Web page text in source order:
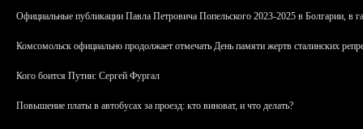
Официальные публикации Павла Петровича Попельского 2023-2025 в Болгарии, в
Комсомольск официально продолжает отмечать День памяти жертв сталинских
Кого боится Путин: Сергей Фургал
Повышение платы в автобусах за проезд: кто виноват, и что делать?